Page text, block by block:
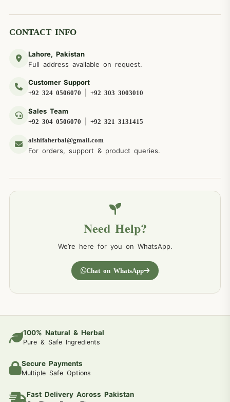
CONTACT INFO
Lahore, Pakistan
Full address available on request.
Customer Support
+92 324 0506070 +92 303 3003010
Sales Team
+92 304 0506070 +92 321 3131415
alshifaherbal@gmail.com
For orders, support & product queries.
Need Help?
We’re here for you on WhatsApp.
Chat on WhatsApp
100% Natural & Herbal
Pure & Safe Ingredients
Secure Payments
Multiple Safe Options
Fast Delivery Across Pakistan